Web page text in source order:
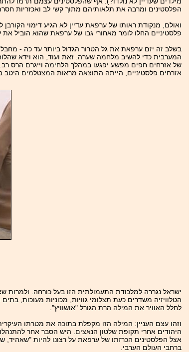
הפלסטינים ומרבה את תלאותיהם מתוך קשי לב ואכזריות
ואולם, מנקודת ראותו של ערפאת עדיין לא הגיע דימוי
פלסטיניים החלו לומר מאחורי גבו של ערפאת שהוא הוביל
בשלב זה יזם ערפאת את גל הטרור הגדול ביותר עד כה -
המערבית כדי להשיב מלחמה שערה. זאת ועוד, הוא וידא
של אזרחים חפים מפשע יפגעו במהלך הלחימה וייגרם הרס רב.
אזרחים פלסטיניים, הייתה התוצאה מראות המצטלמים היטב
ישראל נגררה למלכודת התעמולתית הזו בעל כורחה. ולמרות
הטלוויזיה משדרים כעת תצלומי גוויות, מכוניות מעוכות,
לחלל האוויר את המילה הרת הגורל "אושוויץ".
וזהו עצם העניין: המילה הזו מקפלת בתוכה את מטרתו
היהודים אחרי תקופת שלטון הנאצים. היש הסבר אחר
אצל הפלסטינים הכרזתו של ערפאת על רצונו להיות "שאהיד,
ברחבי העולם הערבי.